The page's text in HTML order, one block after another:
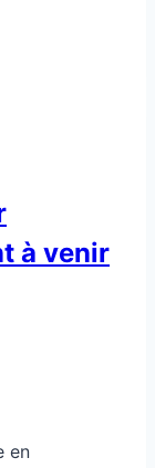
à venir
en